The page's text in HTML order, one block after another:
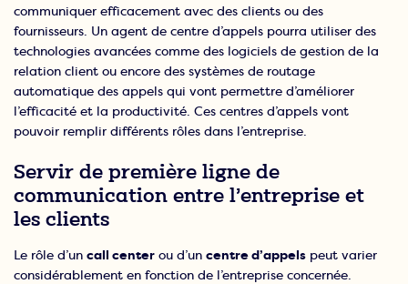
communiquer efficacement avec des clients ou des
fournisseurs. Un agent de centre d’appels pourra utiliser des
technologies avancées comme des logiciels de gestion de la
relation client ou encore des systèmes de routage
automatique des appels qui vont permettre d’améliorer
l’efficacité et la productivité. Ces centres d’appels vont
pouvoir remplir différents rôles dans l’entreprise.
Servir de première ligne de
communication entre l’entreprise et
les clients
Le rôle d’un call center ou d’un centre d’appels peut varier
considérablement en fonction de l’entreprise concernée.